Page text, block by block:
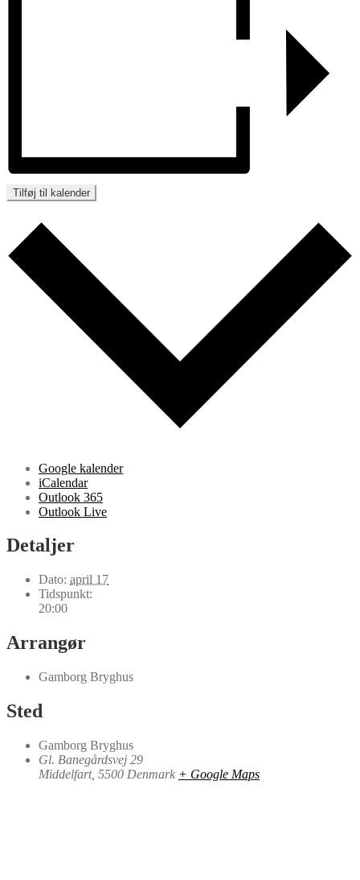
Tilføj til kalender
Google kalender
iCalendar
Outlook 365
Outlook Live
Detaljer
Dato: april 17
Tidspunkt:
20:00
Arrangør
Gamborg Bryghus
Sted
Gamborg Bryghus
Gl. Banegårdsvej 29
Middelfart, 5500 Denmark + Google Maps